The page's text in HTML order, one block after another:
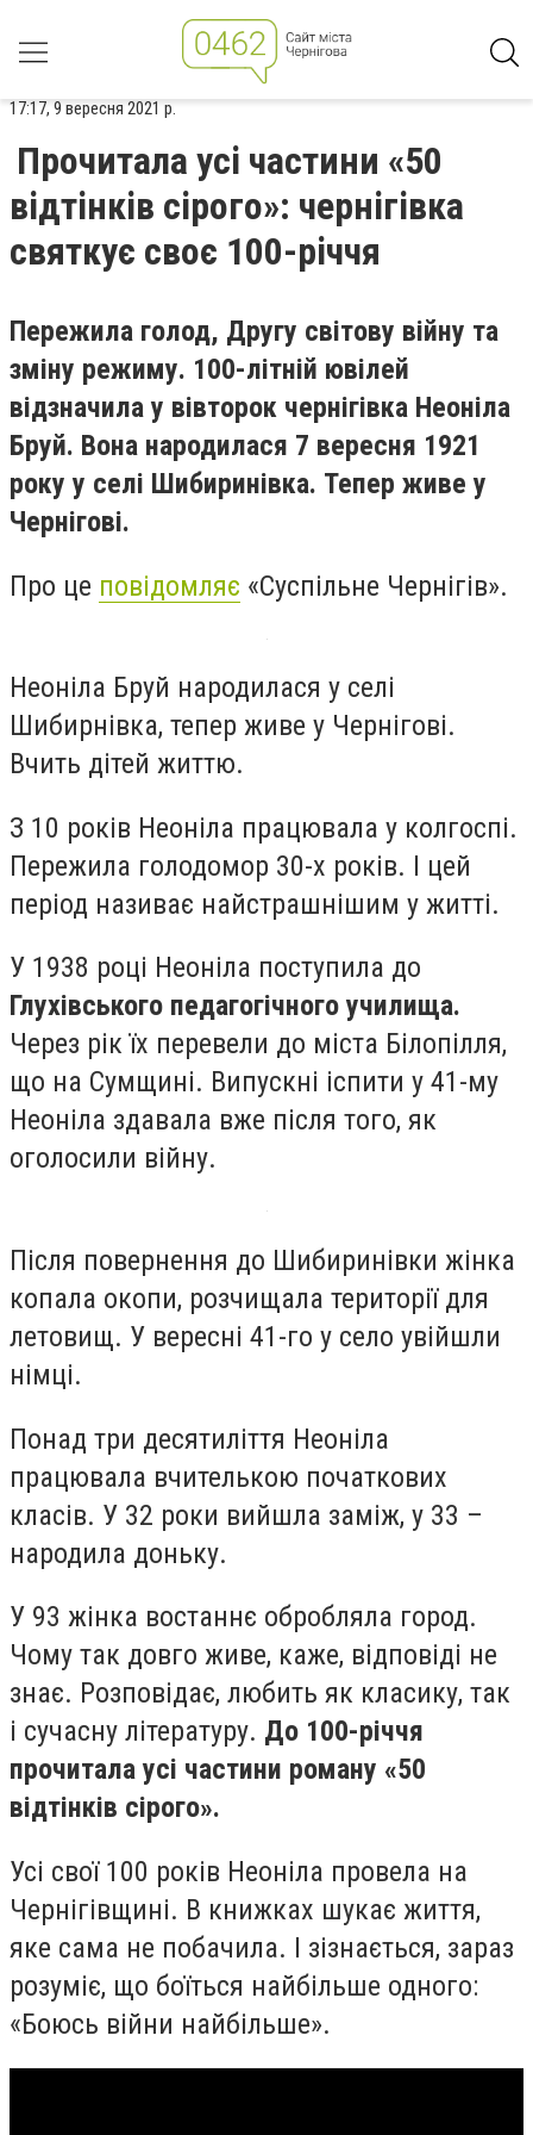
17:17, 9 вересня 2021 р.
Прочитала усі частини «50
відтінків сірого»: чернігівка
святкує своє 100-річчя
Пережила голод, Другу світову війну та
зміну режиму. 100-літній ювілей
відзначила у вівторок чернігівка Неоніла
Бруй. Вона народилася 7 вересня 1921
року у селі Шибиринівка. Тепер живе у
Чернігові.
Про це повідомляє «Суспільне Чернігів».
Неоніла Бруй народилася у селі
Шибирнівка, тепер живе у Чернігові.
Вчить дітей життю.
З 10 років Неоніла працювала у колгоспі.
Пережила голодомор 30-х років. І цей
період називає найстрашнішим у житті.
У 1938 році Неоніла поступила до
Глухівського педагогічного училища.
Через рік їх перевели до міста Білопілля,
що на Сумщині. Випускні іспити у 41-му
Неоніла здавала вже після того, як
оголосили війну.
Після повернення до Шибиринівки жінка
копала окопи, розчищала території для
летовищ. У вересні 41-го у село увійшли
німці.
Понад три десятиліття Неоніла
працювала вчителькою початкових
класів. У 32 роки вийшла заміж, у 33 –
народила доньку.
У 93 жінка востаннє обробляла город.
Чому так довго живе, каже, відповіді не
знає. Розповідає, любить як класику, так
і сучасну літературу. До 100-річчя
прочитала усі частини роману «50
відтінків сірого».
Усі свої 100 років Неоніла провела на
Чернігівщині. В книжках шукає життя,
яке сама не побачила. І зізнається, зараз
розуміє, що боїться найбільше одного:
«Боюсь війни найбільше».